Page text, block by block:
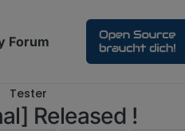
Forum
Tester
Released !